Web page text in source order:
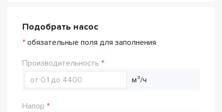
Подобрать насос
* обязательные поля для заполнения
Производительность
м³/ч
Напор